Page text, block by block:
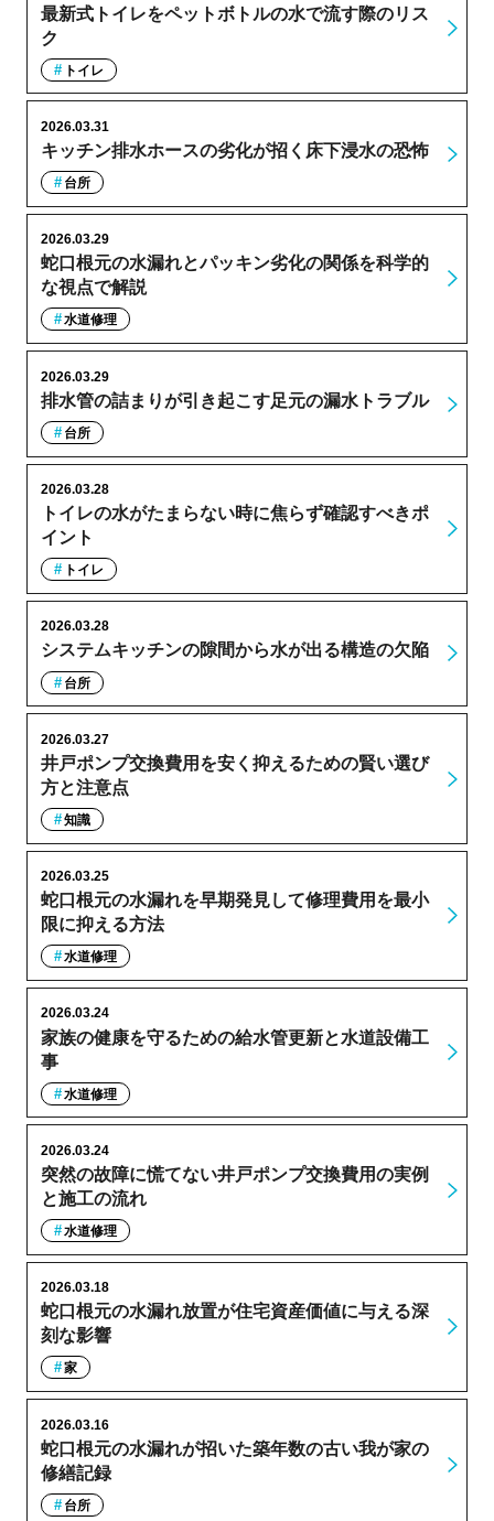
最新式トイレをペットボトルの水で流す際のリス
ク
トイレ
キッチン排水ホースの劣化が招く床下浸水の恐怖
2026.03.31
台所
蛇口根元の水漏れとパッキン劣化の関係を科学的
な視点で解説
2026.03.29
水道修理
排水管の詰まりが引き起こす足元の漏水トラブル
2026.03.29
台所
トイレの水がたまらない時に焦らず確認すべきポ
イント
2026.03.28
トイレ
システムキッチンの隙間から水が出る構造の欠陥
2026.03.28
台所
井戸ポンプ交換費用を安く抑えるための賢い選び
方と注意点
2026.03.27
知識
蛇口根元の水漏れを早期発見して修理費用を最小
限に抑える方法
2026.03.25
水道修理
家族の健康を守るための給水管更新と水道設備工
事
2026.03.24
水道修理
突然の故障に慌てない井戸ポンプ交換費用の実例
と施工の流れ
2026.03.24
水道修理
蛇口根元の水漏れ放置が住宅資産価値に与える深
刻な影響
2026.03.18
家
蛇口根元の水漏れが招いた築年数の古い我が家の
修繕記録
2026.03.16
台所